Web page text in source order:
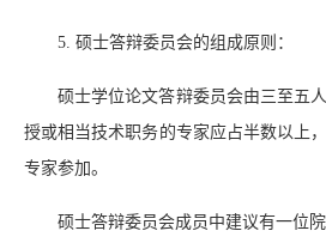
5. 硕士答辩委员会的组成原则：
硕士学位论文答辩委员会由三至五
授或相当技术职务的专家应占半数以上
专家参加。
硕士答辩委员会成员中建议有一位